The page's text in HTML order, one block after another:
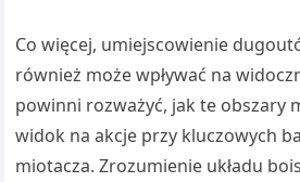
Co więcej, umiejscowienie
również może wpływać na
powinni rozważyć, jak te obszary
widok na akcje przy kluczowych
miotacza. Zrozumienie układu